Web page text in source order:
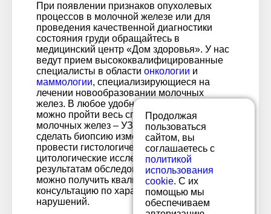
При появлении признаков опухолевых
процессов в молочной железе или для
проведения качественной диагностики
состояния груди обращайтесь в
медицинский центр «Дом здоровья». У нас
ведут прием высококвалифицированные
специалисты в области онкологии и
маммологии, специализирующиеся на
лечении новообразовании молочных
желез. В любое удобное время в клинике
можно пройти весь спектр исследований
молочных желез – УЗИ, маммографию,
сделать биопсию измененных тканей,
провести гистологические и
цитологические исследования. По
результатам обследования в клинике
можно получить квалифицированную
консультацию по характеру имеющихся
нарушений.
Продолжая
пользоваться
сайтом, вы
соглашаетесь с
политикой
использования
cookie. С их
помощью мы
обеспечиваем